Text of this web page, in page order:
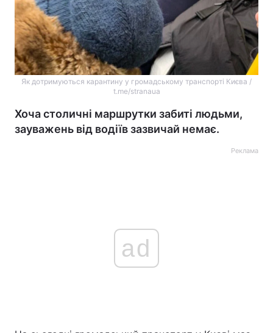
Як дотримуються карантину у громадському транспорті Києва /
t.me/stranaua
Хоча столичні маршрутки забиті людьми,
зауважень від водіїв зазвичай немає.
Реклама
ad